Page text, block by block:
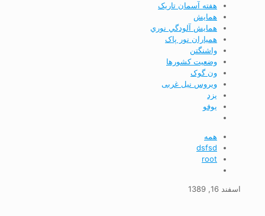
هفته آسمان تاریک
همايش
همايش آلودگي نوري
همیاران نور پاک
واشنگتن
وضعيت كشورها
ون گوک
ویروس نیل غربی
يزد
يوفو
همه
dsfsd
root
اسفند 16, 1389